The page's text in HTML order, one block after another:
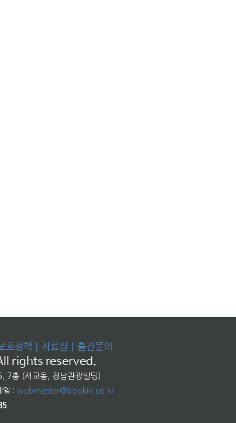
호정책 자료실 출간문의
rights reserved.
7층 (서교동, 경남관광빌딩)
일 : webmaster@bookie.co.kr